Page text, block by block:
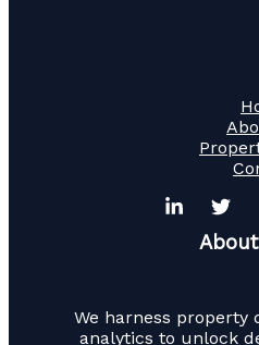
We harness property
analytics to unlock